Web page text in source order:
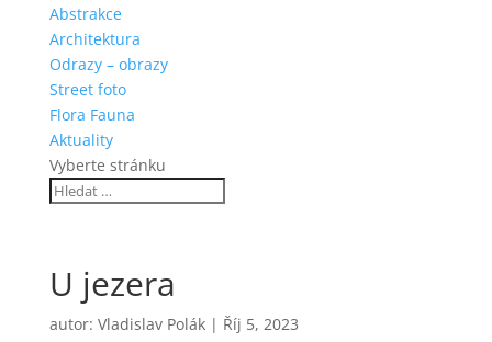
Abstrakce
Architektura
Odrazy – obrazy
Street foto
Flora Fauna
Aktuality
Vyberte stránku
U jezera
autor: Vladislav Polák| Říj 5, 2023